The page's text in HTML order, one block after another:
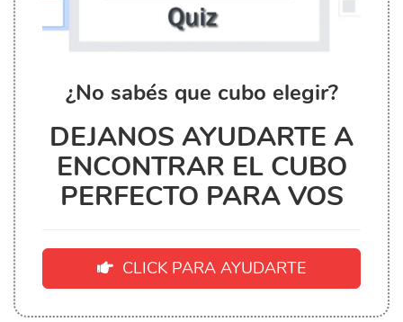
¿No sabés que cubo elegir?
DEJANOS AYUDARTE A
ENCONTRAR EL CUBO
PERFECTO PARA VOS
CLICK PARA AYUDARTE